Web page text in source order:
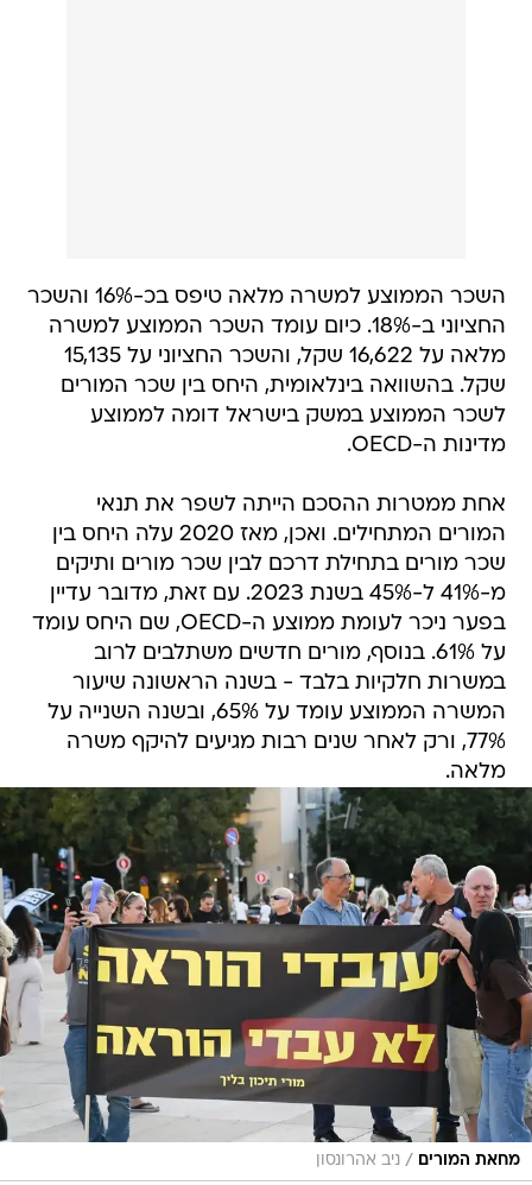
השכר הממוצע למשרה מלאה טיפס בכ-16% והשכר
החציוני ב-18%. כיום עומד השכר הממוצע למשרה
מלאה על 16,622 שקל, והשכר החציוני על 15,135
שקל. בהשוואה בינלאומית, היחס בין שכר המורים
לשכר הממוצע במשק בישראל דומה לממוצע
מדינות ה-OECD.
אחת ממטרות ההסכם הייתה לשפר את תנאי
המורים המתחילים. ואכן, מאז 2020 עלה היחס בין
שכר מורים בתחילת דרכם לבין שכר מורים ותיקים
מ-41% ל-45% בשנת 2023. עם זאת, מדובר עדיין
בפער ניכר לעומת ממוצע ה-OECD, שם היחס עומד
על 61%. בנוסף, מורים חדשים משתלבים לרוב
במשרות חלקיות בלבד - בשנה הראשונה שיעור
המשרה הממוצע עומד על 65%, ובשנה השנייה על
77%, ורק לאחר שנים רבות מגיעים להיקף משרה
מלאה.
מחאת המורים / ניב אהרונסון